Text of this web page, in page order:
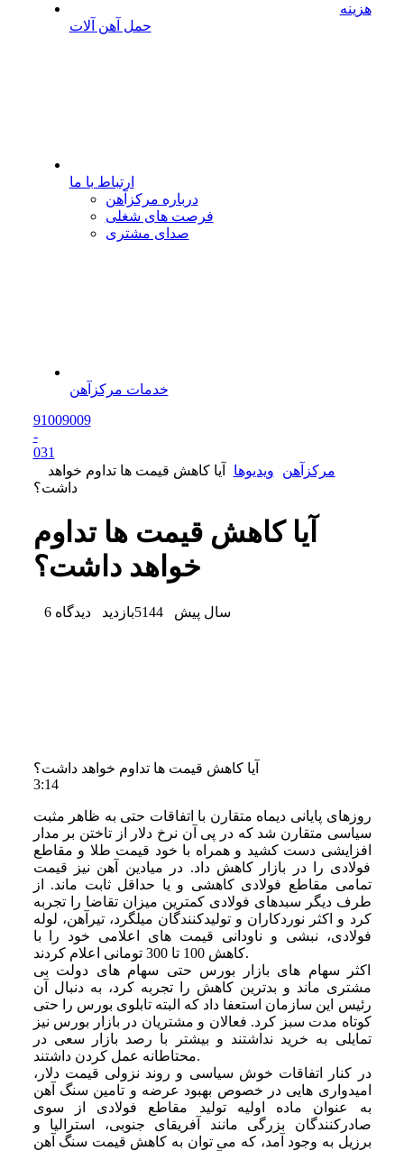
هزینه
حمل آهن آلات
ارتباط با ما
درباره مرکزآهن
فرصت های شغلی
صدای مشتری
خدمات مرکزآهن
91009009
-
031
مرکزآهن
ویدیو‌ها
آیا کاهش قیمت ها تداوم خواهد
داشت؟
آیا کاهش قیمت ها تداوم
خواهد داشت؟
6 سال پیش 5144بازدید دیدگاه
آیا کاهش قیمت ها تداوم خواهد داشت؟
3:14
روزهای پایانی دیماه متقارن با اتفاقات حتی به ظاهر مثبت
سیاسی متقارن شد که در پی آن نرخ دلار از تاختن بر مدار
افزایشی دست کشید و همراه با خود قیمت طلا و مقاطع
فولادی را در بازار کاهش داد. در میادین آهن نیز قیمت
تمامی مقاطع فولادی کاهشی و یا حداقل ثابت ماند. از
طرف دیگر سبدهای فولادی کمترین میزان تقاضا را تجربه
کرد و اکثر نوردکاران و تولیدکنندگان میلگرد، تیرآهن، لوله
فولادی، نبشی و ناودانی قیمت های اعلامی خود را با
کاهش 100 تا 300 تومانی اعلام کردند.
اکثر سهام های بازار بورس حتی سهام های دولت بی
مشتری ماند و بدترین کاهش را تجربه کرد، به دنبال آن
رئیس این سازمان استعفا داد که البته تابلوی بورس را حتی
کوتاه مدت سبز کرد. فعالان و مشتریان در بازار بورس نیز
تمایلی به خرید نداشتند و بیشتر با رصد بازار سعی در
محتاطانه عمل کردن داشتند.
در کنار اتفاقات خوش سیاسی و روند نزولی قیمت دلار،
امیدواری هایی در خصوص بهبود عرضه و تامین سنگ آهن
به عنوان ماده اولیه تولید مقاطع فولادی از سوی
صادرکنندگان بزرگی مانند آفریقای جنوبی، استرالیا و
برزیل به وجود آمد، که می توان به کاهش قیمت سنگ آهن